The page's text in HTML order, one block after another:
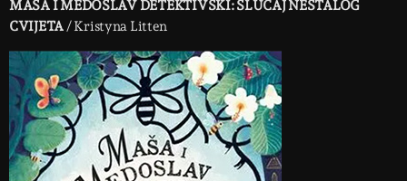
MAŠA I MEDOSLAV DETEKTIVSKI: SLUČAJ NESTALOG
CVIJETA/ Kristyna Litten